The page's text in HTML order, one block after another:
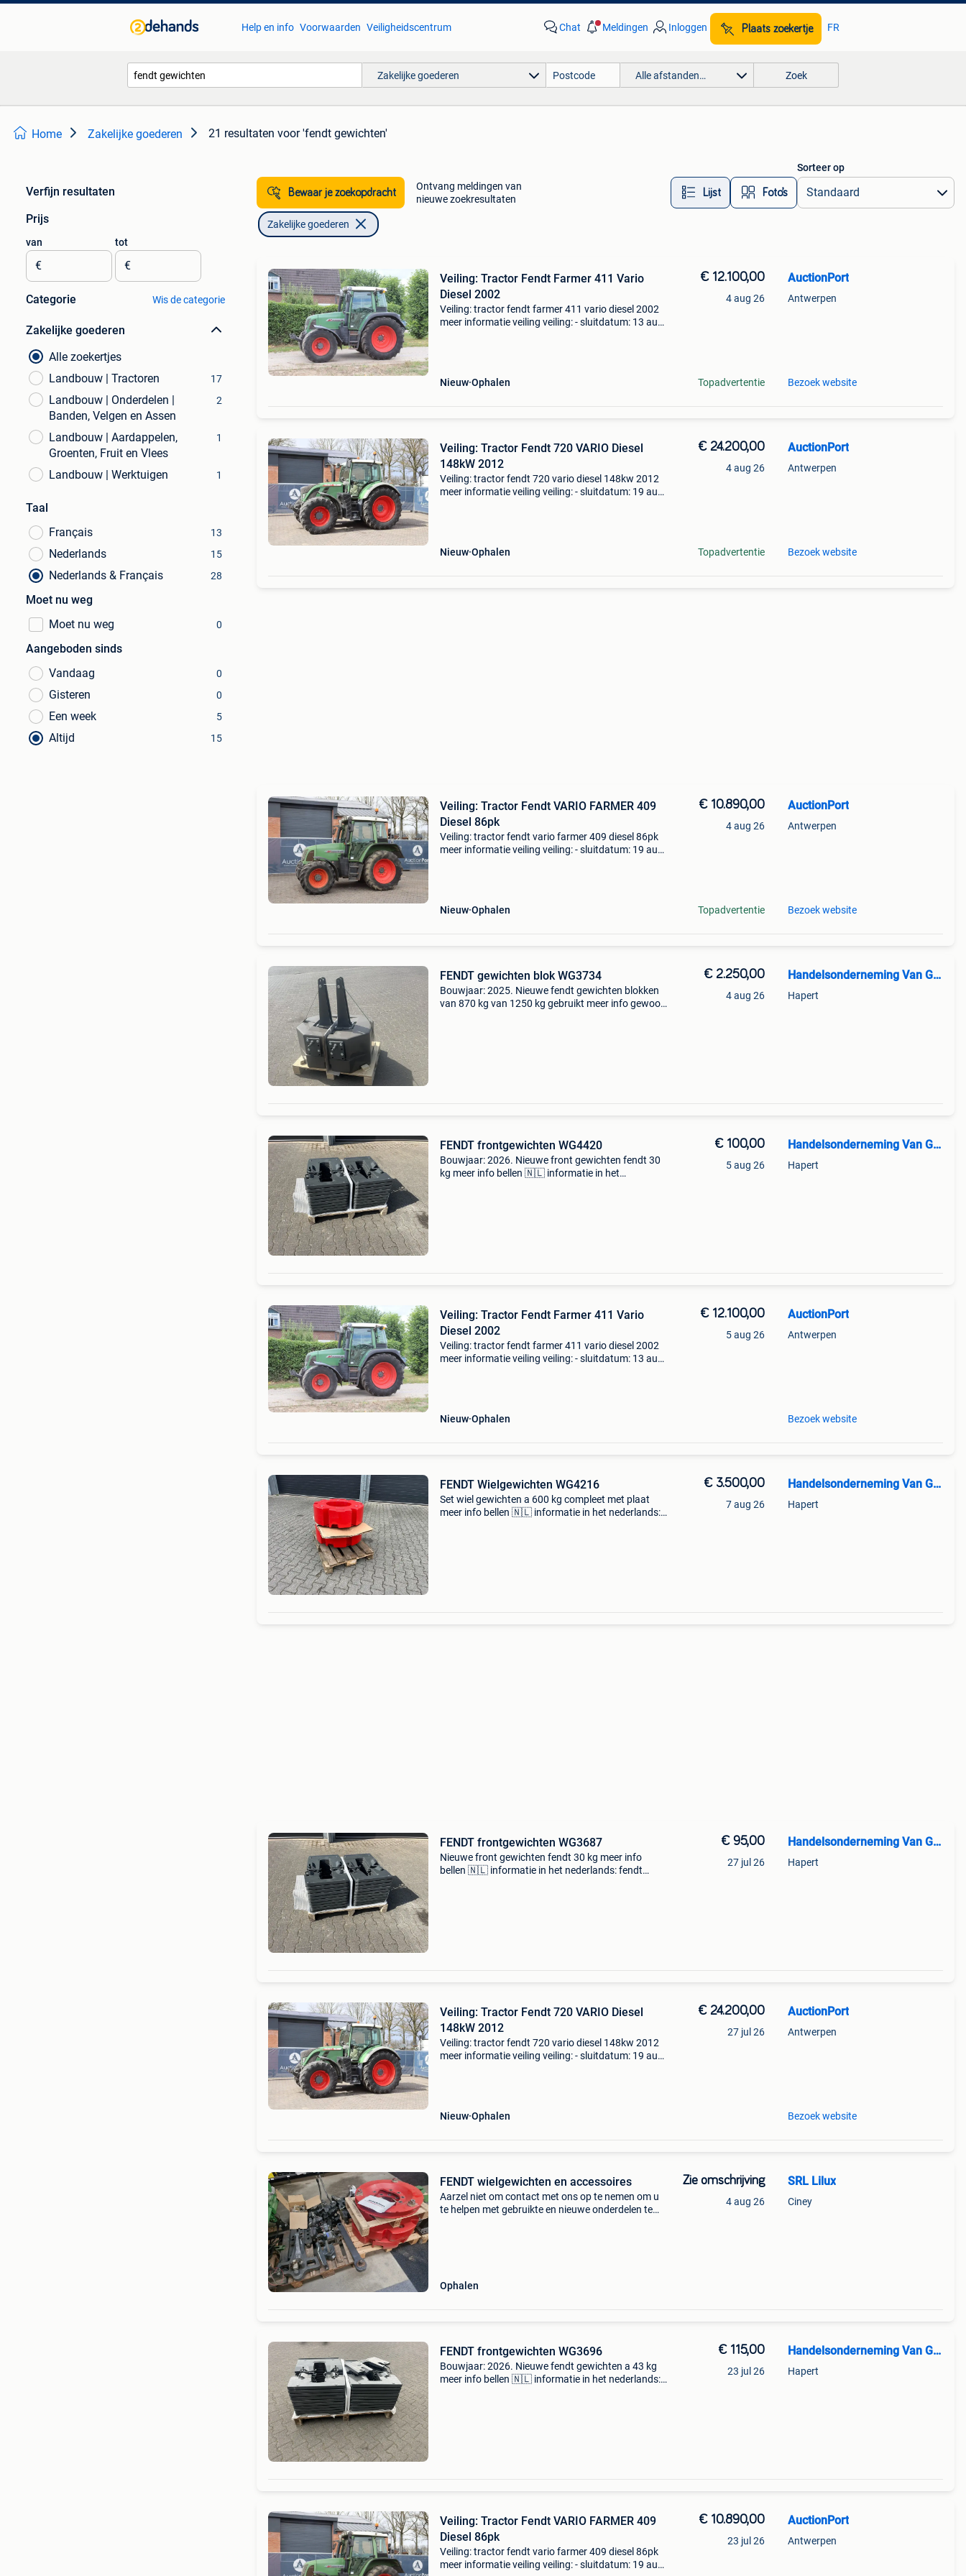
Help en info Voorwaarden Veiligheidscentrum Chat Meldingen Inloggen Plaats zoekertje FR
Zakelijke goederen Alle afstanden… Zoek
Home Zakelijke goederen 21 resultaten voor 'fendt gewichten'
Verfijn resultaten
Prijs
van
€
tot
€
Categorie Wis de categorie
Zakelijke goederen
Alle zoekertjes
Landbouw | Tractoren
17
Landbouw | Onderdelen |
Banden, Velgen en Assen
2
Landbouw | Aardappelen,
Groenten, Fruit en Vlees
1
Landbouw | Werktuigen 1
Taal
Français
13
Nederlands 15
Nederlands & Français 28
Moet nu weg
Moet nu weg
0
Aangeboden sinds
Vandaag
0
Gisteren 0
Een week 5
Altijd 15
Bewaar je zoekopdracht
Ontvang meldingen van
nieuwe zoekresultaten
Lijst Foto’s
Sorteer op
Zakelijke goederen
Veiling: Tractor Fendt Farmer 411 Vario
Diesel 2002
Veiling: tractor fendt farmer 411 vario diesel 2002
meer informatie veiling veiling: - sluitdatum: 13 aug.
Nieuw Ophalen
€ 12.100,00
4 aug 26
Topadvertentie
AuctionPort
Antwerpen
Bezoek website
Veiling: Tractor Fendt 720 VARIO Diesel
148kW 2012
Veiling: tractor fendt 720 vario diesel 148kw 2012
meer informatie veiling veiling: - sluitdatum: 19 aug.
Nieuw Ophalen
€ 24.200,00
4 aug 26
Topadvertentie
AuctionPort
Antwerpen
Bezoek website
Veiling: Tractor Fendt VARIO FARMER 409
Diesel 86pk
Veiling: tractor fendt vario farmer 409 diesel 86pk
meer informatie veiling veiling: - sluitdatum: 19 aug.
Nieuw Ophalen
€ 10.890,00
4 aug 26
Topadvertentie
AuctionPort
Antwerpen
Bezoek website
FENDT gewichten blok WG3734
Bouwjaar: 2025. Nieuwe fendt gewichten blokken
van 870 kg van 1250 kg gebruikt meer info gewoon
€ 2.250,00
4 aug 26
Handelsonderneming Van Gestel
Hapert
FENDT frontgewichten WG4420
Bouwjaar: 2026. Nieuwe front gewichten fendt 30
kg meer info bellen 🇳🇱 informatie in het
€ 100,00
5 aug 26
Handelsonderneming Van Gestel
Hapert
Veiling: Tractor Fendt Farmer 411 Vario
Diesel 2002
Veiling: tractor fendt farmer 411 vario diesel 2002
meer informatie veiling veiling: - sluitdatum: 13 aug.
Nieuw Ophalen
€ 12.100,00
5 aug 26
AuctionPort
Antwerpen
Bezoek website
FENDT Wielgewichten WG4216
Set wiel gewichten a 600 kg compleet met plaat
meer info bellen 🇳🇱 informatie in het nederlands:
€ 3.500,00
7 aug 26
Handelsonderneming Van Gestel
Hapert
FENDT frontgewichten WG3687
Nieuwe front gewichten fendt 30 kg meer info
bellen 🇳🇱 informatie in het nederlands: fendt
€ 95,00
27 jul 26
Handelsonderneming Van Gestel
Hapert
Veiling: Tractor Fendt 720 VARIO Diesel
148kW 2012
Veiling: tractor fendt 720 vario diesel 148kw 2012
meer informatie veiling veiling: - sluitdatum: 19 aug.
Nieuw Ophalen
€ 24.200,00
27 jul 26
AuctionPort
Antwerpen
Bezoek website
FENDT wielgewichten en accessoires
Aarzel niet om contact met ons op te nemen om u
te helpen met gebruikte en nieuwe onderdelen te
Ophalen
Zie omschrijving
4 aug 26
SRL Lilux
Ciney
FENDT frontgewichten WG3696
Bouwjaar: 2026. Nieuwe fendt gewichten a 43 kg
meer info bellen 🇳🇱 informatie in het nederlands:
€ 115,00
23 jul 26
Handelsonderneming Van Gestel
Hapert
Veiling: Tractor Fendt VARIO FARMER 409
Diesel 86pk
Veiling: tractor fendt vario farmer 409 diesel 86pk
meer informatie veiling veiling: - sluitdatum: 19 aug.
€ 10.890,00
23 jul 26
AuctionPort
Antwerpen